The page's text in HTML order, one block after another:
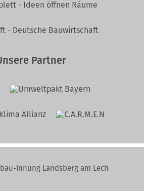
Partner
Innung Landsberg am Lech